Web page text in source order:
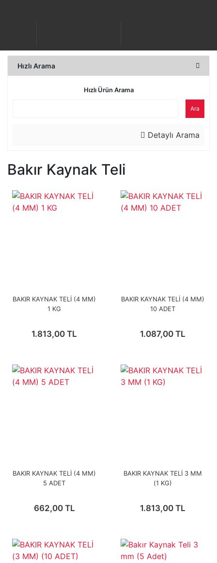
Hızlı Arama
Hızlı Ürün Arama
Ara
Detaylı Arama
Bakır Kaynak Teli
BAKIR KAYNAK TELİ (4 MM)
1 KG
1.813,00 TL
BAKIR KAYNAK TELİ (4 MM)
10 ADET
1.087,00 TL
BAKIR KAYNAK TELİ (4 MM)
5 ADET
662,00 TL
BAKIR KAYNAK TELİ 3 MM
(1 KG)
1.813,00 TL